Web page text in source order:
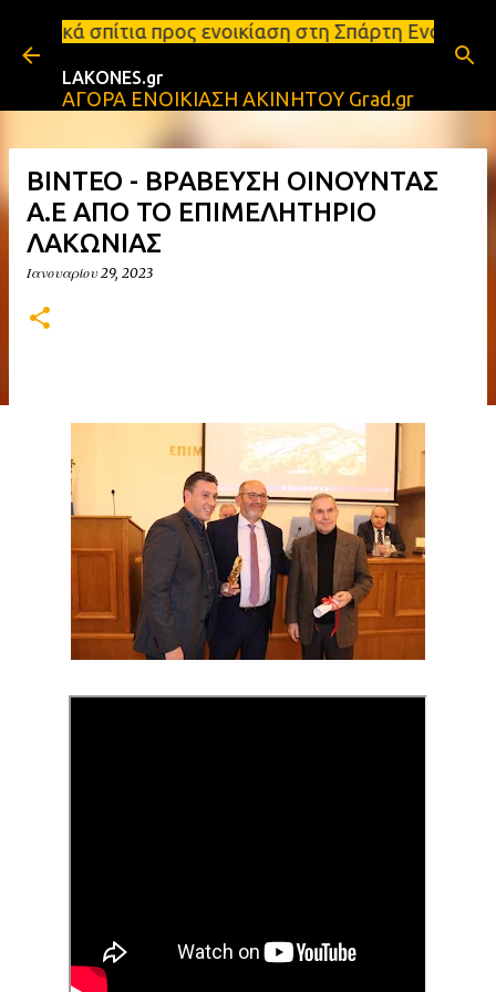
Μετάβαση στο κύριο περιεχόμενο
ενοικίαση στη Σπάρτη Ενοικιάσεις
LAKONES.gr
ΑΓΟΡΑ ΕΝΟΙΚΙΑΣΗ ΑΚΙΝΗΤΟΥ Grad.gr
ΒΙΝΤΕΟ - ΒΡΑΒΕΥΣΗ ΟΙΝΟΥΝΤΑΣ
Α.Ε ΑΠΟ ΤΟ ΕΠΙΜΕΛΗΤΗΡΙΟ
ΛΑΚΩΝΙΑΣ
Ιανουαρίου 29, 2023